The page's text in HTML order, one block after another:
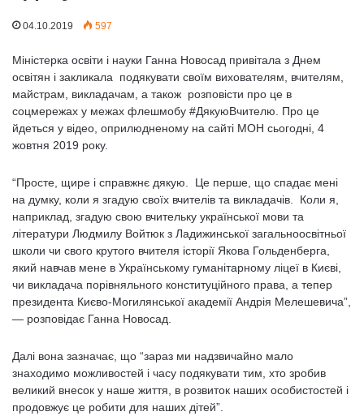
04.10.2019 597
Міністерка освіти і науки Ганна Новосад привітала з Днем
освітян і закликала подякувати своїм вихователям, вчителям,
майстрам, викладачам, а також розповісти про це в
соцмережах у межах флешмобу #ДякуюВчителю. Про це
йдеться у відео, оприлюдненому на сайті МОН сьогодні, 4
жовтня 2019 року.
“Просте, щире і справжнє дякую. Це перше, що спадає мені
на думку, коли я згадую своїх вчителів та викладачів. Коли я,
наприклад, згадую свою вчительку української мови та
літератури Людмилу Войтюк з Ладижинської загальноосвітньої
школи чи свого крутого вчителя історії Якова Гольденберга,
який навчав мене в Українському гуманітарному ліцеї в Києві,
чи викладача порівняльного конституційного права, а тепер
президента Києво-Могилянської академії Андрія Мелешевича”,
— розповідає Ганна Новосад.
Далі вона зазначає, що “зараз ми надзвичайно мало
знаходимо можливостей і часу подякувати тим, хто зробив
великий внесок у наше життя, в розвиток наших особистостей і
продовжує це робити для наших дітей”.